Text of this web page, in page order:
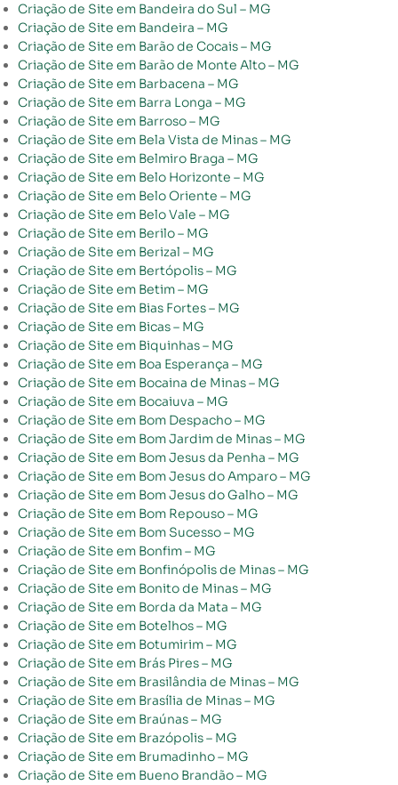
Criação de Site em Bandeira do Sul – MG
Criação de Site em Bandeira – MG
Criação de Site em Barão de Cocais – MG
Criação de Site em Barão de Monte Alto – MG
Criação de Site em Barbacena – MG
Criação de Site em Barra Longa – MG
Criação de Site em Barroso – MG
Criação de Site em Bela Vista de Minas – MG
Criação de Site em Belmiro Braga – MG
Criação de Site em Belo Horizonte – MG
Criação de Site em Belo Oriente – MG
Criação de Site em Belo Vale – MG
Criação de Site em Berilo – MG
Criação de Site em Berizal – MG
Criação de Site em Bertópolis – MG
Criação de Site em Betim – MG
Criação de Site em Bias Fortes – MG
Criação de Site em Bicas – MG
Criação de Site em Biquinhas – MG
Criação de Site em Boa Esperança – MG
Criação de Site em Bocaina de Minas – MG
Criação de Site em Bocaiuva – MG
Criação de Site em Bom Despacho – MG
Criação de Site em Bom Jardim de Minas – MG
Criação de Site em Bom Jesus da Penha – MG
Criação de Site em Bom Jesus do Amparo – MG
Criação de Site em Bom Jesus do Galho – MG
Criação de Site em Bom Repouso – MG
Criação de Site em Bom Sucesso – MG
Criação de Site em Bonfim – MG
Criação de Site em Bonfinópolis de Minas – MG
Criação de Site em Bonito de Minas – MG
Criação de Site em Borda da Mata – MG
Criação de Site em Botelhos – MG
Criação de Site em Botumirim – MG
Criação de Site em Brás Pires – MG
Criação de Site em Brasilândia de Minas – MG
Criação de Site em Brasília de Minas – MG
Criação de Site em Braúnas – MG
Criação de Site em Brazópolis – MG
Criação de Site em Brumadinho – MG
Criação de Site em Bueno Brandão – MG